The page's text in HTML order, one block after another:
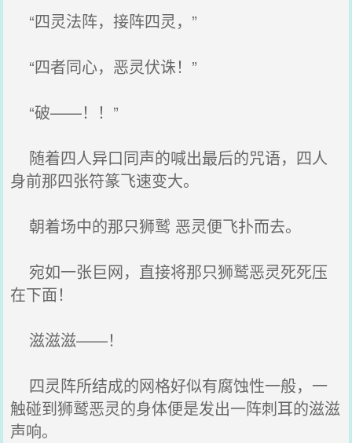
“四灵法阵，接阵四灵，”
“四者同心，恶灵伏诛！”
“破——！！”
随着四人异口同声的喊出最后的咒语，四人
身前那四张符篆飞速变大。
朝着场中的那只狮鹫 恶灵便飞扑而去。
宛如一张巨网，直接将那只狮鹫恶灵死死压
在下面！
滋滋滋——！
四灵阵所结成的网格好似有腐蚀性一般，一
触碰到狮鹫恶灵的身体便是发出一阵刺耳的滋滋
声响。